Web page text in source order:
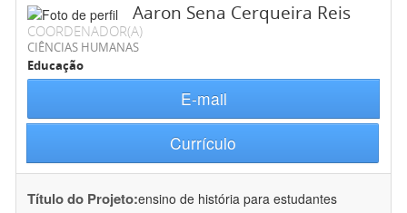
Aaron Sena Cerqueira Reis
COORDENADOR(A)
CIÊNCIAS HUMANAS
Educação
E-mail
Currículo
Título do Projeto:ensino de história para estudantes